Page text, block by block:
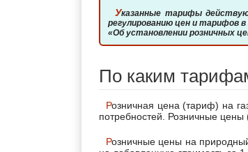
Указанные тарифы действуют с 1 июля 2025г. на основании Приказа Управления по государственному
регулированию цен и тарифов
«Об установлении розничных
По каким
Розничная цена (тариф) на газ – это цена на газ, реализуемый населению для удовлетворения личных
потребностей. Розничные цены
Розничные цены на природный газ рассчитываются и устанавливаются в рублях с учетом в цене налога